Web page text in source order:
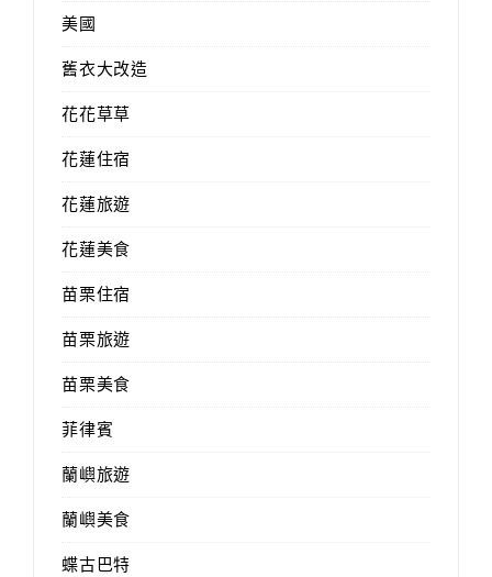
美國
舊衣大改造
花花草草
花蓮住宿
花蓮旅遊
花蓮美食
苗栗住宿
苗栗旅遊
苗栗美食
菲律賓
蘭嶼旅遊
蘭嶼美食
蝶古巴特